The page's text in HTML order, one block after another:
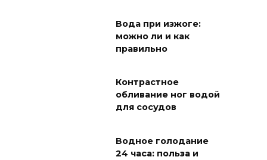
Вода при изжоге:
можно ли и как
правильно
Контрастное
обливание ног водой
для сосудов
Водное голодание
24 часа: польза и